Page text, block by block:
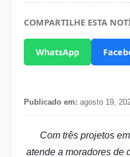
COMPARTILHE ESTA
WhatsApp
Publicado em: agosto 19,
Com três projetos
atende a moradores de